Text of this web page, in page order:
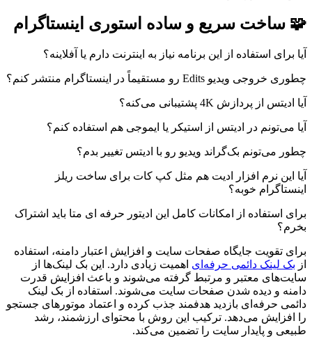
🧩 ساخت سریع و ساده استوری اینستاگرام
آیا برای استفاده از این برنامه نیاز به اینترنت دارم یا آفلاینه؟
چطوری خروجی ویدیو Edits رو مستقیماً در اینستاگرام منتشر کنم؟
آیا ادیتس از پردازش 4K پشتیبانی می‌کنه؟
آیا می‌تونم در ادیتس از استیکر یا ایموجی هم استفاده کنم؟
چطور می‌تونم بک‌گراند ویدیو رو با ادیتس تغییر بدم؟
آیا این نرم افزار ادیت هم مثل کپ کات برای ساخت ریلز
اینستاگرام خوبه؟
برای استفاده از امکانات کامل این ادیتور حرفه ای متا باید اشتراک
بخرم؟
برای تقویت جایگاه صفحات سایت و افزایش اعتبار دامنه، استفاده
از بک لینک دائمی حرفه‌ای اهمیت زیادی دارد. این بک لینک‌ها از
سایت‌های معتبر و مرتبط گرفته می‌شوند و باعث افزایش قدرت
دامنه و دیده شدن صفحات سایت می‌شوند. استفاده از بک لینک
دائمی حرفه‌ای بازدید هدفمند جذب کرده و اعتماد موتورهای جستجو
را افزایش می‌دهد. ترکیب این روش با محتوای ارزشمند، رشد
طبیعی و پایدار سایت را تضمین می‌کند.